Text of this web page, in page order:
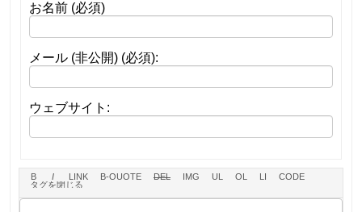
お名前 (必須)
メール (非公開) (必須):
ウェブサイト: